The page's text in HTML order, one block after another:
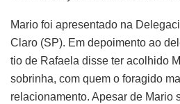
Mario foi apresentado na
Claro (SP). Em depoimento ao
tio de Rafaela disse ter acolhido
sobrinha, com quem o foragido
relacionamento. Apesar de Mario